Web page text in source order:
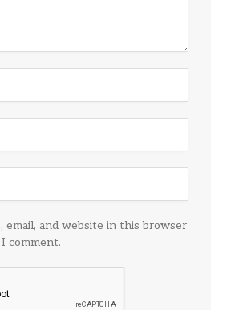
email, and website in this browser
comment.